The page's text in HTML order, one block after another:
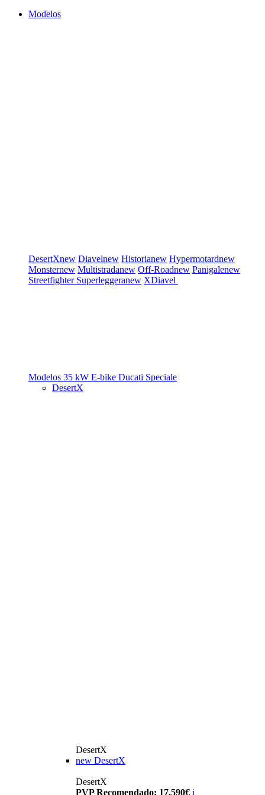
Modelos
DesertXnew Diavelnew Historianew Hypermotardnew
Monsternew Multistradanew Off-Roadnew Panigalenew
Streetfighter Superleggeranew XDiavel
Modelos 35 kW E-bike Ducati Speciale
DesertX
DesertX
new DesertX
DesertX
PVP Recomendado: 17.590€ i